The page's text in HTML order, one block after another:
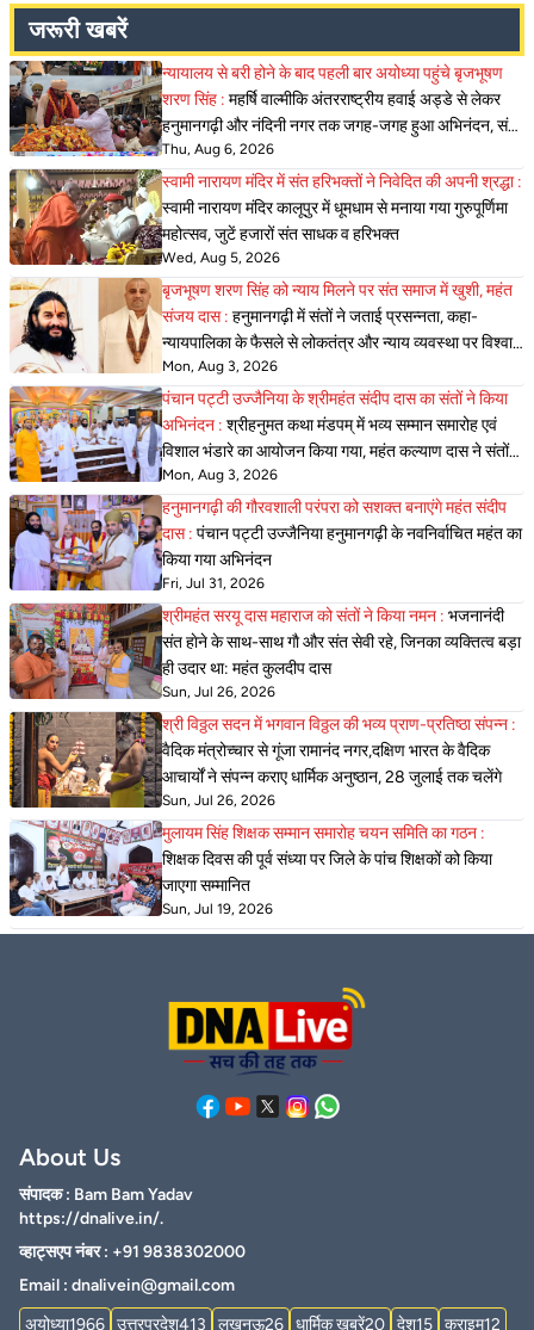
जरूरी खबरें
न्यायालय से बरी होने के बाद पहली बार अयोध्या पहुंचे बृजभूषण
शरण सिंह : महर्षि वाल्मीकि अंतरराष्ट्रीय हवाई अड्डे से लेकर
हनुमानगढ़ी और नंदिनी नगर तक जगह-जगह हुआ अभिनंदन, संतों,
जनप्रतिनिधियों
Thu, Aug 6, 2026
स्वामी नारायण मंदिर में संत हरिभक्तों ने निवेदित की अपनी श्रद्धा :
स्वामी नारायण मंदिर कालूपुर में धूमधाम से मनाया गया गुरुपूर्णिमा
महोत्सव, जुटें हजारों संत साधक व हरिभक्त
Wed, Aug 5, 2026
बृजभूषण शरण सिंह को न्याय मिलने पर संत समाज में खुशी, महंत
संजय दास : हनुमानगढ़ी में संतों ने जताई प्रसन्नता, कहा-
न्यायपालिका के फैसले से लोकतंत्र और न्याय व्यवस्था पर विश्वास
हुआ और मजबूत
Mon, Aug 3, 2026
पंचान पट्टी उज्जैनिया के श्रीमहंत संदीप दास का संतों ने किया
अभिनंदन : श्रीहनुमत कथा मंडपम् में भव्य सम्मान समारोह एवं
विशाल भंडारे का आयोजन किया गया, महंत कल्याण दास ने संतों
का सम्मान किया
Mon, Aug 3, 2026
हनुमानगढ़ी की गौरवशाली परंपरा को सशक्त बनाएंगे महंत संदीप
दास : पंचान पट्टी उज्जैनिया हनुमानगढ़ी के नवनिर्वाचित महंत का
किया गया अभिनंदन
Fri, Jul 31, 2026
श्रीमहंत सरयू दास महाराज को संतों ने किया नमन : भजनानंदी
संत हाेने के साथ-साथ गाै और संत सेवी रहे, जिनका व्यक्तित्व बड़ा
ही उदार था: महंत कुलदीप दास
Sun, Jul 26, 2026
श्री विठ्ठल सदन में भगवान विठ्ठल की भव्य प्राण-प्रतिष्ठा संपन्न :
वैदिक मंत्रोच्चार से गूंजा रामानंद नगर,दक्षिण भारत के वैदिक
आचार्यों ने संपन्न कराए धार्मिक अनुष्ठान, 28 जुलाई तक चलेंगे
Sun, Jul 26, 2026
मुलायम सिंह शिक्षक सम्मान समारोह चयन समिति का गठन :
शिक्षक दिवस की पूर्व संध्या पर जिले के पांच शिक्षकों को किया
जाएगा सम्मानित
Sun, Jul 19, 2026
About Us
संपादक : Bam Bam Yadav
https://dnalive.in/.
व्हाट्सएप नंबर : +91 9838302000
Email : dnalivein@gmail.com
अयोध्या1966 उत्तरप्रदेश413 लखनऊ26 धार्मिक ख़बरें20 देश15 क्राइम12